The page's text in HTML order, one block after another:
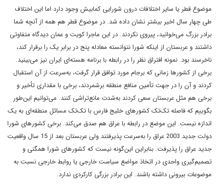
موضوع قطر یا سایر اختلافات درون شورایی کمابیش وجود دارد اما این اختلاف
طی چهار سال اخیر بیشتر نشان داده شد. در موضوع قطر هم همه از آنچه شما
برادر بزرگ می‌خوانید، پیروی نکردند. در این ماجرا کویت و عمان دیدگاه متفاوتی
داشتند و عربستان از اینکه شورا نتوانسته معادله پنج در برابر یک را برقرار کند،
ناخرسند بود. نمونه افتراق نظر را در رابطه با برنامه هسته‌ای ایران نیز می‌بینید.
برخی از کشورها زمانی که برجام مورد توافق قرار گرفت، به‌سرعت از آن استقبال
کردند و آن را در جهت تأمین منافع منطقه برشمردند، برخی با مقداری تأخیر و
برخی هم مثل عربستان سعی کردند به‌شدت مانع‌تراشی کنند. می‌توانیم این‌طور
بگوییم که فاصله تک‌تک کشورهای خلیج فارس با تک‌تک مسائل منطقه‌ای به یک
اندازه نیست. این موضع در رابطه با عراق هم صدق می‌کند. برخی کشورهای شورا
دولت جدید 2003 عراق را به‌سرعت پذیرفتند ولی عربستان بعد از 15 سال واقعیت
جدید عراق را پذیرفت. بنابراین این‌گونه نیست که کشورهای شورا همگنی و
تصمیم‌گیری واحدی در اتخاذ مواضع سیاست خارجی یا روابط خارجی نسبت به
موضوعات بیرونی داشته باشند. این برادر بزرگی کارکردی ندارد.